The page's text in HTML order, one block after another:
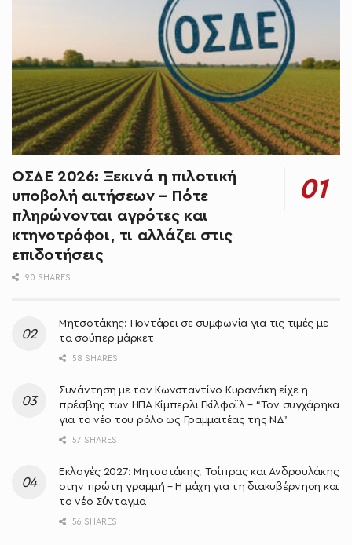
ΟΣΔΕ 2026: Ξεκινά η πιλοτική
υποβολή αιτήσεων – Πότε
πληρώνονται αγρότες και
κτηνοτρόφοι, τι αλλάζει στις
επιδοτήσεις
90 SHARES
Μητσοτάκης: Ποντάρει σε συμφωνία για τις τιμές με
τα σούπερ μάρκετ
58 SHARES
Συνάντηση με τον Κωνσταντίνο Κυρανάκη είχε η
πρέσβης των ΗΠΑ Κίμπερλι Γκίλφοϊλ – “Τον συγχάρηκα
για το νέο του ρόλο ως Γραμματέας της ΝΔ”
57 SHARES
Εκλογές 2027: Μητσοτάκης, Τσίπρας και Ανδρουλάκης
στην πρώτη γραμμή – Η μάχη για τη διακυβέρνηση και
το νέο Σύνταγμα
56 SHARES